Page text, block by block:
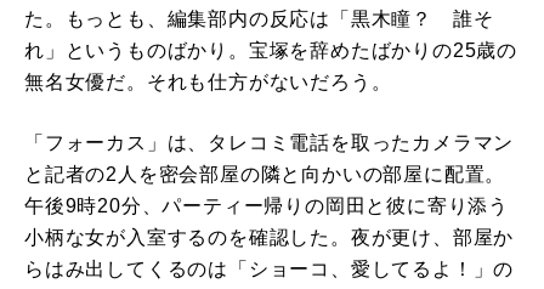
た。もっとも、編集部内の反応は「黒木瞳？ 誰そ
れ」というものばかり。宝塚を辞めたばかりの25歳の
無名女優だ。それも仕方がないだろう。
「フォーカス」は、タレコミ電話を取ったカメラマン
と記者の2人を密会部屋の隣と向かいの部屋に配置。
午後9時20分、パーティー帰りの岡田と彼に寄り添う
小柄な女が入室するのを確認した。夜が更け、部屋か
らはみ出してくるのは「ショーコ、愛してるよ！」の